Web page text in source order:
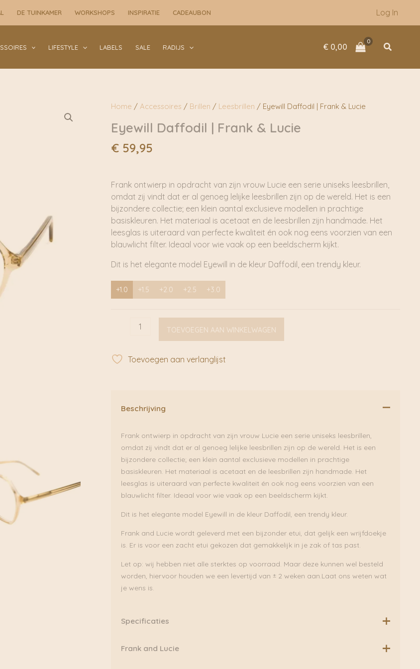
DE TUINKAMER WORKSHOPS INSPIRATIE CADEAUBON Log In
LIFESTYLE LABELS SALE RADIJS € 0,00 Zoeken
Home / Accessoires / Brillen / Leesbrillen / Eyewill Daffodil | Frank & Lucie
Eyewill Daffodil | Frank & Lucie
€59,95
Frank ontwierp in opdracht van zijn vrouw Lucie een serie uniseks leesbrillen,
omdat zij vindt dat er al genoeg lelijke leesbrillen zijn op de wereld. Het is een
bijzondere collectie; een klein aantal exclusieve modellen in prachtige
basiskleuren. Het materiaal is acetaat en de leesbrillen zijn handmade. Het
leesglas is uiteraard van perfecte kwaliteit én ook nog eens voorzien van een
blauwlicht filter. Ideaal voor wie vaak op een beeldscherm kijkt.
Dit is het elegante model Eyewill in de kleur Daffodil, een trendy kleur.
+1.0 +1.5 +2.0 +2.5 +3.0
Frank
TOEVOEGEN AAN WINKELWAGEN
Toevoegen aan verlanglijst
Beschrijving
Frank ontwierp in opdracht van zijn vrouw Lucie een serie uniseks leesbrillen,
omdat zij vindt dat er al genoeg lelijke leesbrillen zijn op de wereld. Het is een
bijzondere collectie; een klein aantal exclusieve modellen in prachtige
basiskleuren. Het materiaal is acetaat en de leesbrillen zijn handmade. Het
leesglas is uiteraard van perfecte kwaliteit én ook nog eens voorzien van een
blauwlicht filter. Ideaal voor wie vaak op een beeldscherm kijkt.
Dit is het elegante model Eyewill in de kleur Daffodil, een trendy kleur.
Frank and Lucie wordt geleverd met een bijzonder etui, dat gelijk een wrijfdoekje
is. Er is voor een zacht etui gekozen dat gemakkelijk in je zak of tas past.
Let op: wij hebben niet alle sterktes op voorraad. Maar deze kunnen wel besteld
worden, hiervoor houden we een levertijd van ± 2 weken aan.Laat ons weten wat
je wens is.
Specificaties
Merk: Frank and Lucie
Frank and Lucie